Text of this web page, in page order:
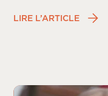
LIRE L’ARTICLE